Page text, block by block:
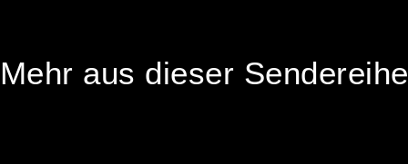
Mehr aus dieser Sendereihe